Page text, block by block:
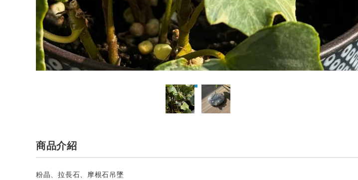
商品介紹
粉晶、拉長石、摩根石吊墜